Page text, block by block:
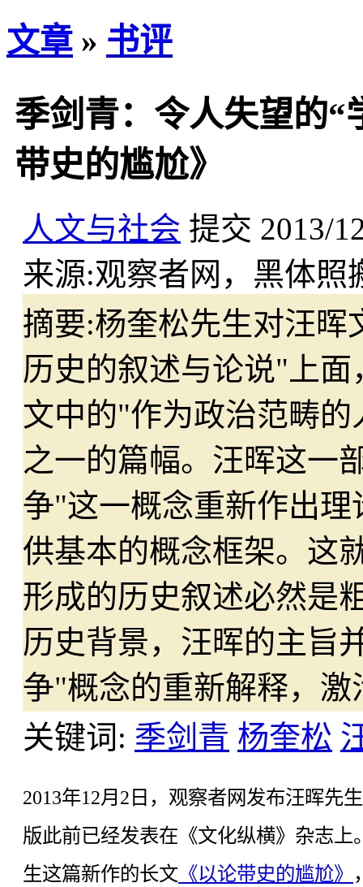
文章 » 书评
季剑青：令人失望的
带史的尴尬》
人文与社会 提交 2013/
来源:观察者网，黑体照
摘要:杨奎松先生对汪晖
历史的叙述与论说"上
文中的"作为政治范畴
之一的篇幅。汪晖这一
争"这一概念重新作出
供基本的概念框架。这
形成的历史叙述必然是
历史背景，汪晖的主旨
争"概念的重新解释，
关键词: 季剑青 杨奎松
2013年12月2日，观察者网发布汪晖先
版此前已经发表在《文化纵横》杂志
生这篇新作的长文 《以论带史的尴尬》